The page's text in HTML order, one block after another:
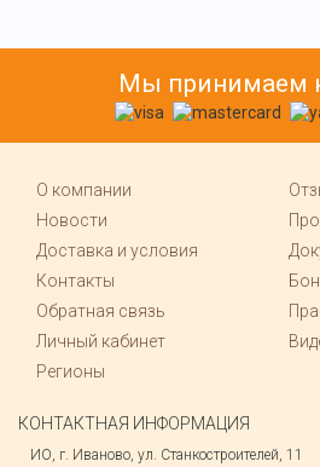
Мы принимаем
О компании
Новости
Доставка и условия
Контакты
Обратная связь
Личный кабинет
Регионы
КОНТАКТНАЯ ИНФОРМАЦИЯ
ИО, г. Иваново, ул. Станкостроителей, 11